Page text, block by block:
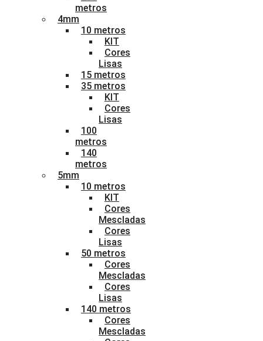
metros
4mm
10 metros
KIT
Cores
Lisas
15 metros
35 metros
KIT
Cores
Lisas
100
metros
140
metros
5mm
10 metros
KIT
Cores
Mescladas
Cores
Lisas
50 metros
Cores
Mescladas
Cores
Lisas
140 metros
Cores
Mescladas